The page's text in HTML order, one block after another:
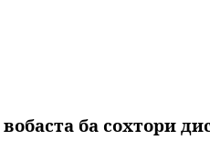
ба сохтори